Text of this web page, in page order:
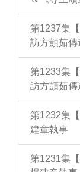
第1237集
訪方顗茹傳
第1233集
訪方顗茹傳
第1232集
建章執事
第1231集